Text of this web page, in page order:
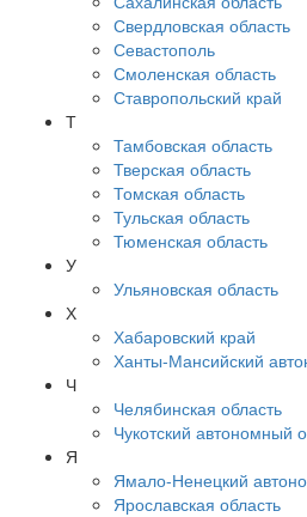
Свердловская область
Севастополь
Смоленская область
Ставропольский край
Т
Тамбовская область
Тверская область
Томская область
Тульская область
Тюменская область
У
Ульяновская область
Х
Хабаровский край
Ханты-Мансийский
Ч
Челябинская область
Чукотский автономный
Я
Ямало-Ненецкий
Ярославская область